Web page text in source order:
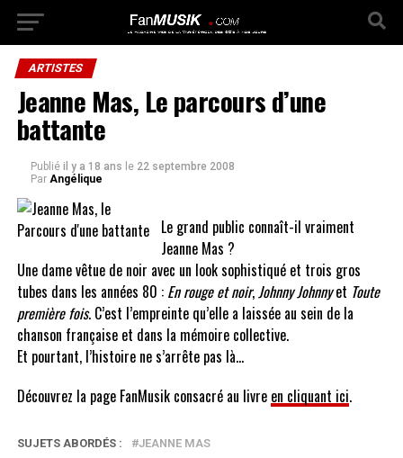
ARTISTES
Jeanne Mas, Le parcours d’une
battante
Publié il y a 18 ans le 22 septembre 2008
Par Angélique
Le grand public connaît-il vraiment
Jeanne Mas ?
Une dame vêtue de noir avec un look sophistiqué et trois gros
tubes dans les années 80 : En rouge et noir,Johnny Johnnyet Toute
première fois. C’est l’empreinte qu’elle a laissée au sein de la
chanson française et dans la mémoire collective.
Et pourtant, l’histoire ne s’arrête pas là…
Découvrez la page FanMusik consacré au livre en cliquant ici.
SUJETS ABORDÉS : JEANNE MAS